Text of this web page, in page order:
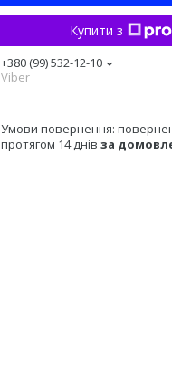
Купити з
+380 (99) 532-12-10
Viber
протягом 14 днів за